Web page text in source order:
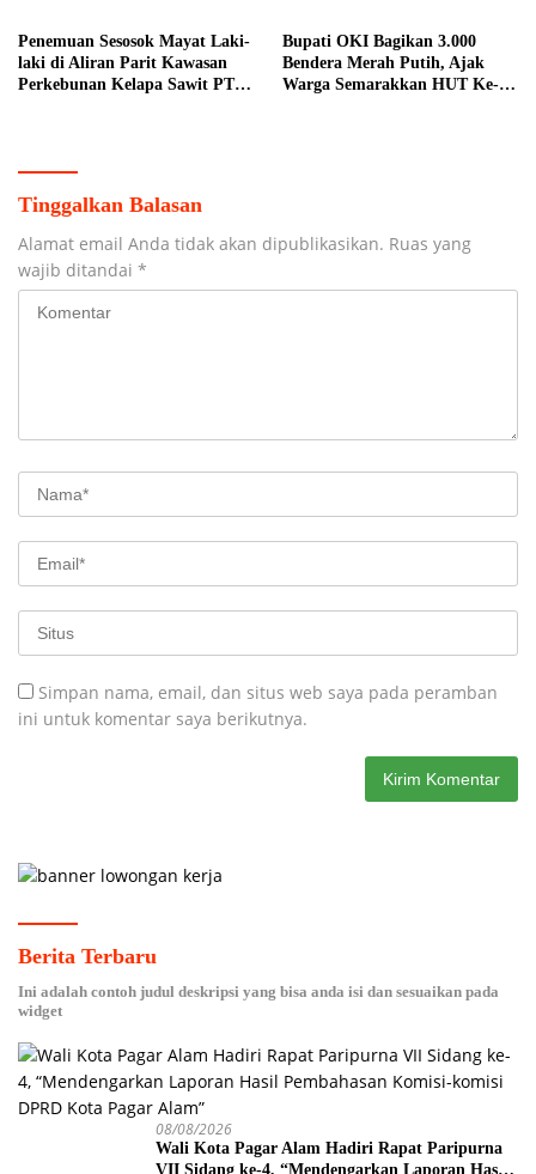
Penemuan Sesosok Mayat Laki-
laki di Aliran Parit Kawasan
Perkebunan Kelapa Sawit PT
Bupati OKI Bagikan 3.000
Bendera Merah Putih, Ajak
Warga Semarakkan HUT Ke-81
Tinggalkan Balasan
Alamat email Anda tidak akan dipublikasikan. Ruas yang
wajib ditandai *
Simpan nama, email, dan situs web saya pada peramban
ini untuk komentar saya berikutnya.
Berita Terbaru
Ini adalah contoh judul deskripsi yang bisa anda isi dan sesuaikan pada
widget
08/08/2026
Wali Kota Pagar Alam Hadiri Rapat Paripurna
VII Sidang ke-4, “Mendengarkan Laporan Hasil